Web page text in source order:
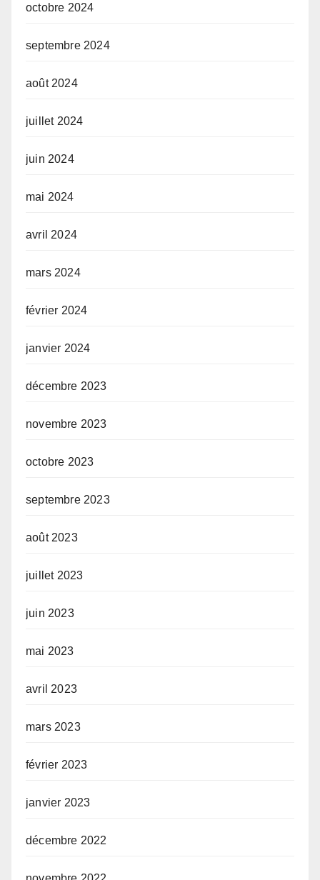
octobre 2024
septembre 2024
août 2024
juillet 2024
juin 2024
mai 2024
avril 2024
mars 2024
février 2024
janvier 2024
décembre 2023
novembre 2023
octobre 2023
septembre 2023
août 2023
juillet 2023
juin 2023
mai 2023
avril 2023
mars 2023
février 2023
janvier 2023
décembre 2022